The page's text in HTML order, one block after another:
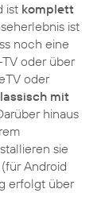
ist komplett
ist
noch eine
oder über
oder
mit
hinaus
sie
(für Android
erfolgt über